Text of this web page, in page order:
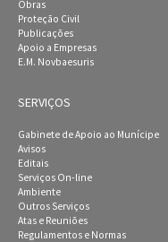
Obras
Proteção Civil
Publicações
Apoio a Empresas
E.M. Novbaesuris
SERVIÇOS
Gabinete de Apoio ao Munícipe
Avisos
Editais
Serviços On-line
Ambiente
Outros Serviços
Atas e Reuniões
Regulamentos e Normas